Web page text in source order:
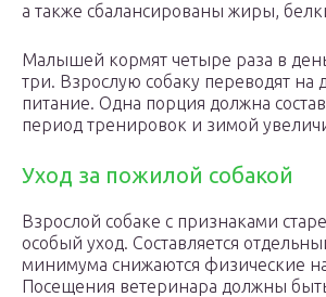
а также сбалансированы жиры,
Малышей кормят четыре раза в
три. Взрослую собаку переводят на
питание. Одна порция должна
период тренировок и зимой
Уход за пожилой собакой
Взрослой собаке с признаками
особый уход. Составляется
минимума снижаются физические
Посещения ветеринара должны